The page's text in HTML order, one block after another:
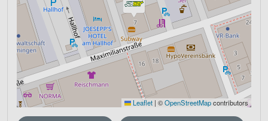
Leaflet | ©OpenStreetMapcontributors